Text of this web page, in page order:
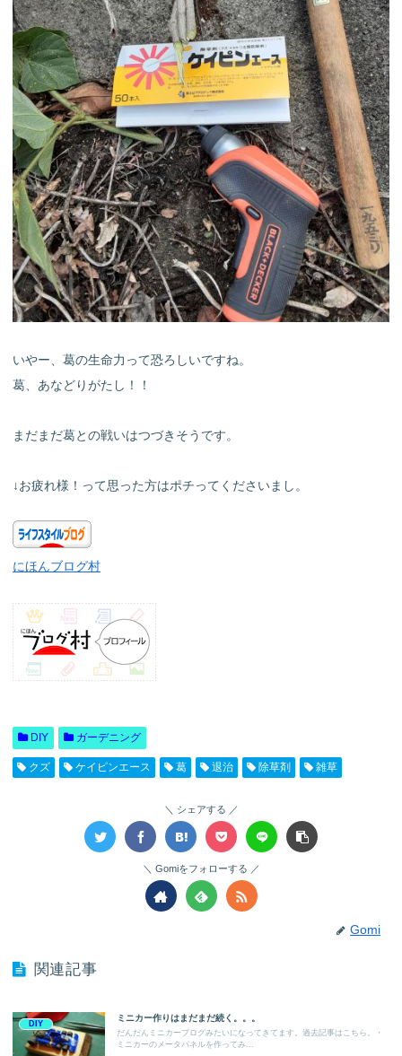
いやー、葛の生命力って恐ろしいですね。
葛、あなどりがたし！！
まだまだ葛との戦いはつづきそうです。
↓お疲れ様！って思った方はポチってくださいまし。
にほんブログ村
DIY ガーデニング
クズ ケイピンエース 葛 退治 除草剤 雑草
シェアする
Gomiをフォローする
Gomi
関連記事
DIY
ミニカー作りはまだまだ続く。。。
だんだんミニカーブログみたいになってきてます。過去記事はこちら。・
ミニカーのメータパネルを作ってみ...